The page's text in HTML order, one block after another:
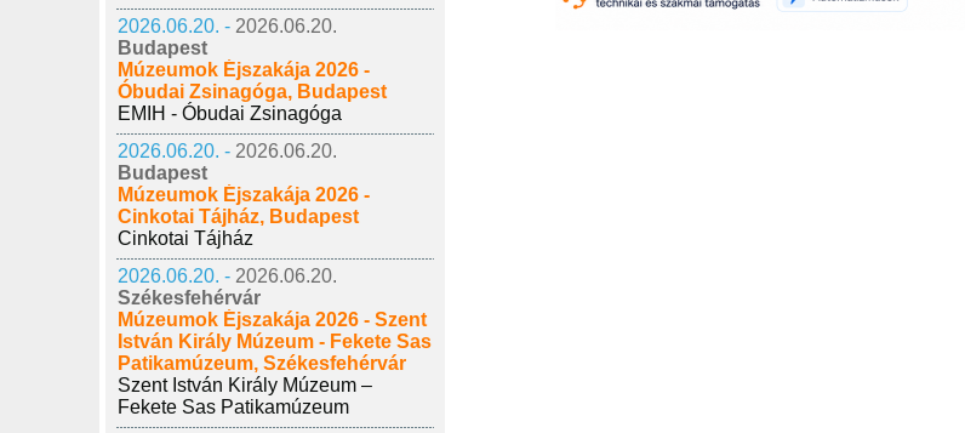
2026.06.20. - 2026.06.20.
Budapest
Múzeumok Éjszakája 2026 -
Óbudai Zsinagóga, Budapest
EMIH - Óbudai Zsinagóga
2026.06.20. - 2026.06.20.
Budapest
Múzeumok Éjszakája 2026 -
Cinkotai Tájház, Budapest
Cinkotai Tájház
2026.06.20. - 2026.06.20.
Székesfehérvár
Múzeumok Éjszakája 2026 - Szent
István Király Múzeum - Fekete Sas
Patikamúzeum, Székesfehérvár
Szent István Király Múzeum –
Fekete Sas Patikamúzeum